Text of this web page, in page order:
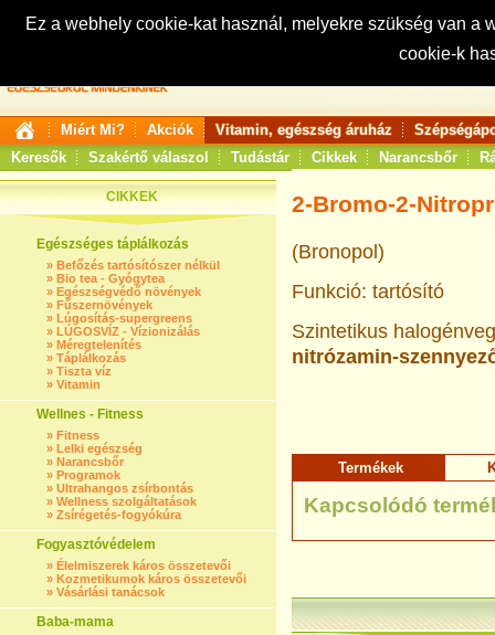
Ez a webhely cookie-kat használ, melyekre szükség van
cookie-k
Keresés:
Miért Mi? Akciók Vitamin, egészség áruház
Keresők
Szakértő válaszol Tudástár Cikkek Narancsbőr
CIKKEK
Egészséges táplálkozás
» Befőzés tartósítószer nélkül
» Bio tea - Gyógytea
» Egészségvédő növények
» Fűszernövények
» Lúgosítás-supergreens
» LÚGOSVÍZ - Vízionizálás
» Méregtelenítés
» Táplálkozás
» Tiszta víz
» Vitamin
Wellnes - Fitness
» Fitness
» Lelki egészség
» Narancsbőr
» Programok
» Ultrahangos zsírbontás
» Wellness szolgáltatások
» Zsírégetés-fogyókúra
Fogyasztóvédelem
» Élelmiszerek káros összetevői
» Kozmetikumok káros összetevői
» Vásárlási tanácsok
Baba-mama
2-Bromo-2-
(Bronopol)
Funkció: tartósító
Szintetikus
nitrózamin-
Termékek
Kapcsolódó